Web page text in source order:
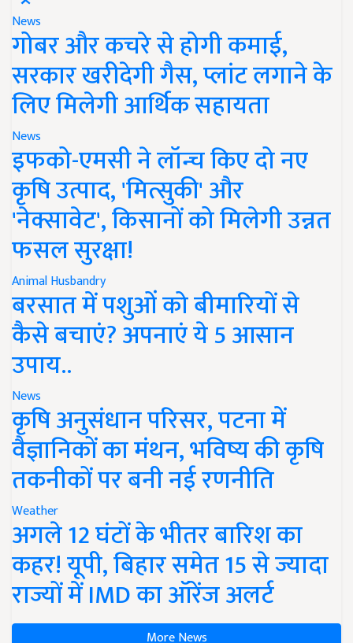
News
गोबर और कचरे से होगी कमाई,
सरकार खरीदेगी गैस, प्लांट लगाने के
लिए मिलेगी आर्थिक सहायता
News
इफको-एमसी ने लॉन्च किए दो नए
कृषि उत्पाद, 'मित्सुकी' और
'नेक्सावेट', किसानों को मिलेगी उन्नत
फसल सुरक्षा!
Animal Husbandry
बरसात में पशुओं को बीमारियों से
कैसे बचाएं? अपनाएं ये 5 आसान
उपाय..
News
कृषि अनुसंधान परिसर, पटना में
वैज्ञानिकों का मंथन, भविष्य की कृषि
तकनीकों पर बनी नई रणनीति
Weather
अगले 12 घंटों के भीतर बारिश का
कहर! यूपी, बिहार समेत 15 से ज्यादा
राज्यों में IMD का ऑरेंज अलर्ट
More News